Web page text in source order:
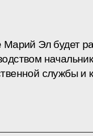
Марий Эл будет
службы и